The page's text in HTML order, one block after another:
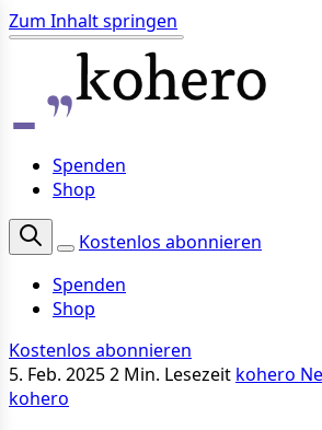
Zum Inhalt springen
Spenden
Shop
Kostenlos abonnieren
Spenden
Shop
Kostenlos abonnieren
5. Feb. 20252 Min. Lesezeit kohero
kohero